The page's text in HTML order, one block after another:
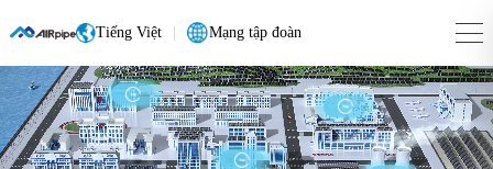
Tiếng Việt Mạng tập đoàn